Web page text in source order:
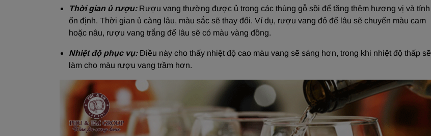
Thời gian ủ rượu:Rượu vang thường được ủ trong các thùng gỗ sồi để tăng thêm hương vị và tính
ổn định. Thời gian ủ càng lâu, màu sắc sẽ thay đổi. Ví dụ, rượu vang đỏ để lâu sẽ chuyển màu cam
hoặc nâu, rượu vang trắng để lâu sẽ có màu vàng đồng.
Nhiệt độ phục vụ:Điều này cho thấy nhiệt độ cao màu vang sẽ sáng hơn, trong khi nhiệt độ thấp sẽ
làm cho màu rượu vang trầm hơn.